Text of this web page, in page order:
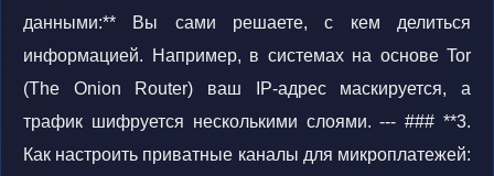
данными:** Вы сами решаете, с кем делиться
информацией. Например, в системах на основе Tor
(The Onion Router) ваш IP-адрес маскируется, а
трафик шифруется несколькими слоями. --- ### **3.
Как настроить приватные каналы для микроплатежей: